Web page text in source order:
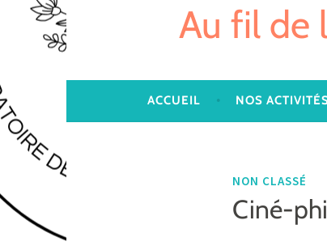
Au fil de
ACCUEIL NOS
NON CLASSÉ
Ciné-